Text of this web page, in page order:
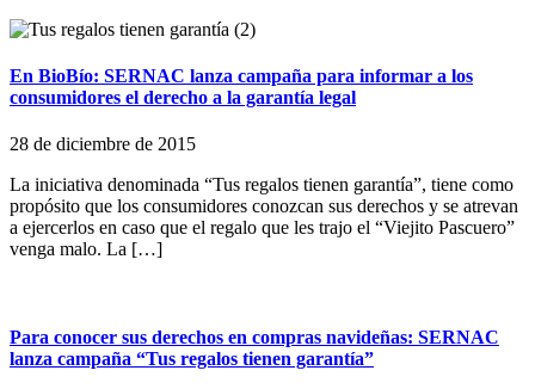
En BioBío: SERNAC lanza campaña para informar a los
consumidores el derecho a la garantía legal
28 de diciembre de 2015
La iniciativa denominada “Tus regalos tienen garantía”, tiene como
propósito que los consumidores conozcan sus derechos y se atrevan
a ejercerlos en caso que el regalo que les trajo el “Viejito Pascuero”
venga malo. La […]
Para conocer sus derechos en compras navideñas: SERNAC
lanza campaña “Tus regalos tienen garantía”